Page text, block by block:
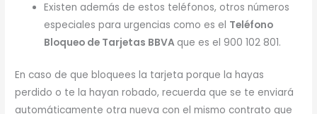
Existen además de estos teléfonos, otros números
especiales para urgencias como es el Teléfono
Bloqueo de Tarjetas BBVA que es el 900 102 801.
En caso de que bloquees la tarjeta porque la hayas
perdido o te la hayan robado, recuerda que se te enviará
automáticamente otra nueva con el mismo contrato que